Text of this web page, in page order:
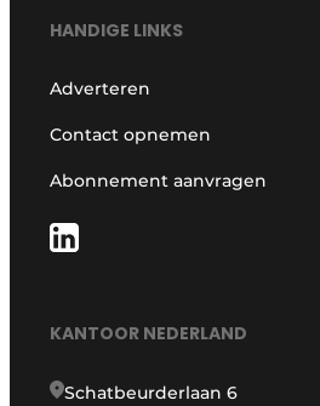
HANDIGE LINKS
Adverteren
Contact opnemen
Abonnement aanvragen
KANTOOR NEDERLAND
Schatbeurderlaan 6